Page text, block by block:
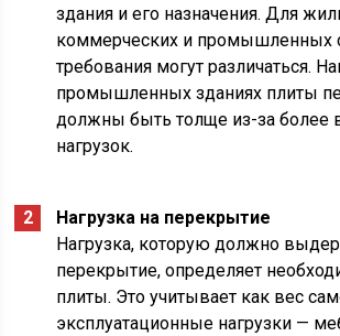
здания и его назначения. Для
коммерческих и промышленных
требования могут различаться.
промышленных зданиях плиты
должны быть толще из-за более
нагрузок.
Нагрузка на перекрытие
Нагрузка, которую должно
перекрытие, определяет
плиты. Это учитывает как вес
эксплуатационные нагрузки —